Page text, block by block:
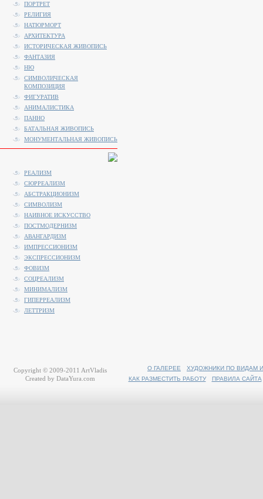
ПОРТРЕТ
РЕЛИГИЯ
НАТЮРМОРТ
АРХИТЕКТУРА
ИСТОРИЧЕСКАЯ ЖИВОПИСЬ
ФАНТАЗИЯ
НЮ
СИМВОЛИЧЕСКАЯ
КОМПОЗИЦИЯ
ФИГУРАТИВ
АНИМАЛИСТИКA
ПАННО
БАТАЛЬНАЯ ЖИВОПИСЬ
МОНУМЕНТАЛЬНАЯ ЖИВОПИСЬ
РЕАЛИЗМ
СЮРРЕАЛИЗМ
АБСТРАКЦИОНИЗМ
СИМВОЛИЗМ
НАИВНОЕ ИСКУССТВО
ПОСТМОДЕРНИЗМ
АВАНГАРДИЗМ
ИМПРЕССИОНИЗМ
ЭКСПРЕССИОНИЗМ
ФОВИЗМ
СОЦРЕАЛИЗМ
МИНИМАЛИЗМ
ГИПЕРРЕАЛИЗМ
ЛЕТТРИЗМ
О ГАЛЕРЕЕ
ХУДОЖНИКИ ПО ВИДАМ
КАК РАЗМЕСТИТЬ РАБОТУ
ПРАВИЛА САЙТА
Copyright © 2009-2011 ArtVladis
Created by DataYura.com